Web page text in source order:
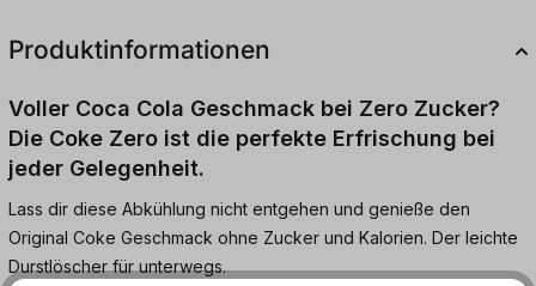
Produktinformationen
Voller Coca Cola Geschmack bei Zero Zucker?
Die Coke Zero ist die perfekte Erfrischung bei
jeder Gelegenheit.
Lass dir diese Abkühlung nicht entgehen und genieße den
Original Coke Geschmack ohne Zucker und Kalorien. Der leichte
Durstlöscher für unterwegs.